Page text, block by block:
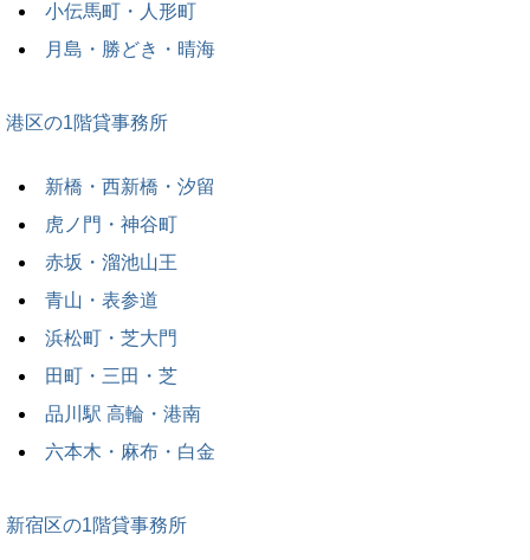
小伝馬町・人形町
月島・勝どき・晴海
港区の1階貸事務所
新橋・西新橋・汐留
虎ノ門・神谷町
赤坂・溜池山王
青山・表参道
浜松町・芝大門
田町・三田・芝
品川駅 高輪・港南
六本木・麻布・白金
新宿区の1階貸事務所